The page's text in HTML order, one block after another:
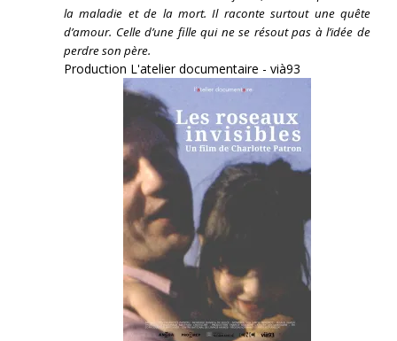
la maladie et de la mort. Il raconte surtout une quête
d’amour. Celle d’une fille qui ne se résout pas à l’idée de
perdre son père.
Production L'atelier documentaire - vià93